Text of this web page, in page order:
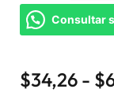
Consultar
$34,26 - $